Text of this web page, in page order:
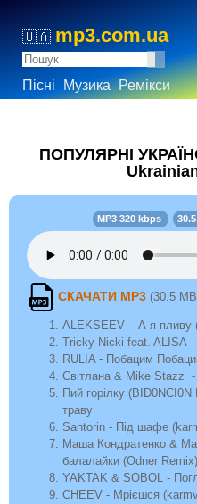
🇺🇦 mp3.com.ua
Пісні Музика Ремікси
ПОПУЛЯРНІ
MP3 320 kbps
СКАЧАТИ MP3 (30.5
ALEKSEEV – А я пливу
Tricky Nicki feat. ALISA
RULIA - Побацим
Світлана & Mike Stazz
Пий горілку
траву
Santorin - Під шафе
Маша Кондратенко &
балалайки (Odner Remix)
YAKTAK & SOBOL -
CHEEV - Мрієшся